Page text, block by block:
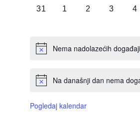
0
31
0
1
0
2
0
3
0
4
Nema nadolazećih
Na današnji dan nema
Pogledaj kalendar